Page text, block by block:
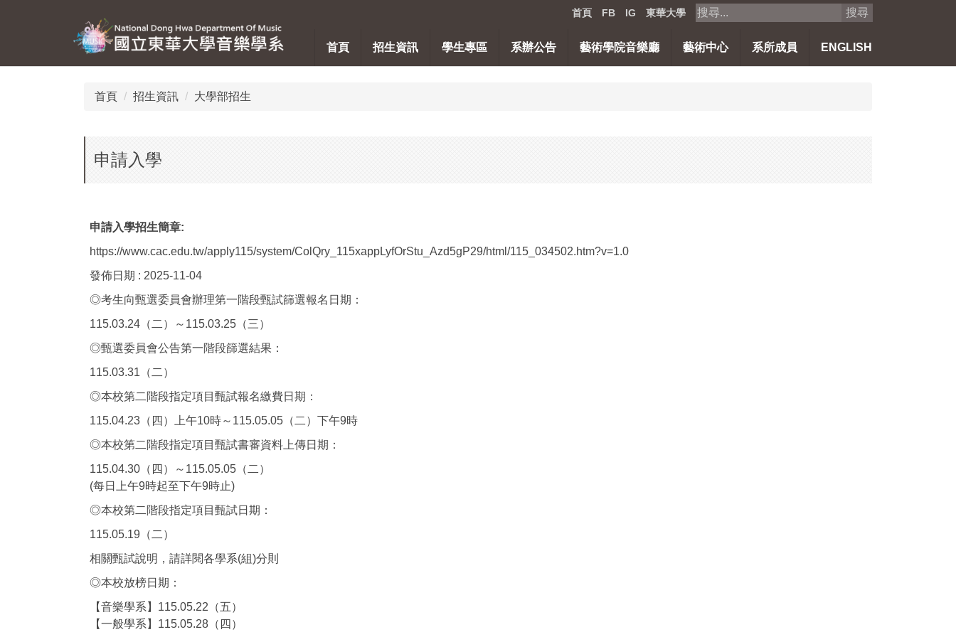
首頁 FB IG 東華大學 搜尋
首頁 招生資訊 學生專區 系辦公告 藝術學院音樂廳 藝術中心 系所成員 ENGLISH
首頁 招生資訊 大學部招生
申請入學
申請入學招生簡章:
https://www.cac.edu.tw/apply115/system/ColQry_115xappLyfOrStu_Azd5gP29/html/115_034502.htm?v=1.0
發佈日期 : 2025-11-04
◎考生向甄選委員會辦理第一階段甄試篩選報名日期：
115.03.24（二）～115.03.25（三）
◎甄選委員會公告第一階段篩選結果：
115.03.31（二）
◎本校第二階段指定項目甄試報名繳費日期：
115.04.23（四）上午10時～115.05.05（二）下午9時
◎本校第二階段指定項目甄試書審資料上傳日期：
115.04.30（四）～115.05.05（二）
(每日上午9時起至下午9時止)
◎本校第二階段指定項目甄試日期：
115.05.19（二）
相關甄試說明，請詳閱各學系(組)分則
◎本校放榜日期：
【音樂學系】115.05.22（五）
【一般學系】115.05.28（四）